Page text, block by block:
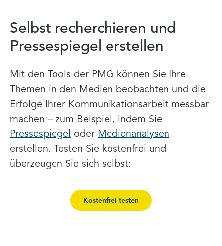
Selbst recherchieren und
Pressespiegel erstellen
Mit den Tools der PMG können Sie Ihre
Themen in den Medien beobachten und die
Erfolge Ihrer Kommunikationsarbeit messbar
machen – zum Beispiel, indem Sie
Pressespiegel oder Medienanalysen
erstellen. Testen Sie kostenfrei und
überzeugen Sie sich selbst:
Kostenfrei testen